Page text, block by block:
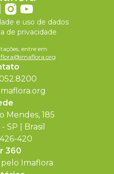
e uso de dados
de privacidade
entre em
Mendes, 185
SP | Brasil
420
360
Imaflora